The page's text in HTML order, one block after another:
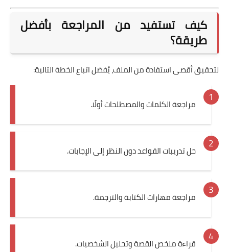
كيف تستفيد من المراجعة بأفضل
طريقة؟
لتحقيق أقصى استفادة من الملف، يُفضل اتباع الخطة التالية:
مراجعة الكلمات والمصطلحات أولًا.
حل تدريبات القواعد دون النظر إلى الإجابات.
مراجعة مهارات الكتابة والترجمة.
قراءة ملخص القصة وتحليل الشخصيات.